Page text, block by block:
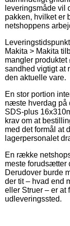
leveringsmåde vil
pakken, hvilket er
netshoppens
Makita > Makita
mangler
sandhed vigtigt at
den aktuelle vare.
En stor portion
næste hverdag på
SDS-plus
krav om at
med det formål at
lagerpersonalet
En række
meste forudsætter
Derudover burde
der tit – hvad end
eller Struer – er at
udleveringssted.